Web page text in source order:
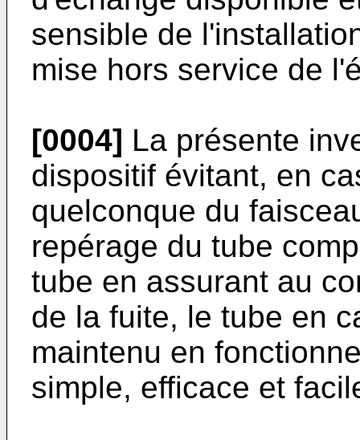
sensible de
mise hors service de
[0004] La présente
dispositif évitant, en
quelconque du
repérage du tube
tube en assurant au
de la fuite, le tube en
maintenu en
simple, efficace et